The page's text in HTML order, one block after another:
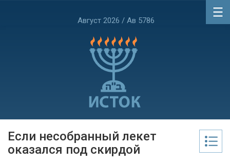
Август 2026 / Ав 5786
Если несобранный лекет
оказался под скирдой